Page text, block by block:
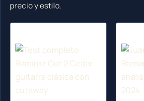
precio y estilo.